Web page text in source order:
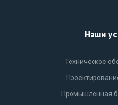
Наши
Техническое
Промышленная